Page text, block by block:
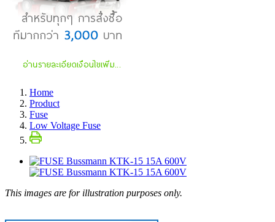
Home
Product
Fuse
Low Voltage Fuse
This images are for illustration purposes only.